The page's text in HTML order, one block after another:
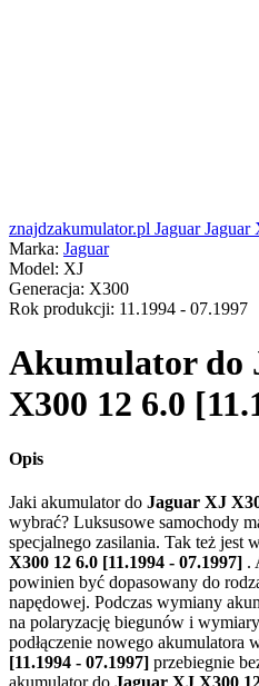
znajdzakumulator.pl Jaguar Jaguar
Marka: Jaguar
Model: XJ
Generacja: X300
Rok produkcji: 11.1994 - 07.1997
Akumulator do
X300 12 6.0
Opis
Jaki akumulator do Jaguar XJ
wybrać? Luksusowe samochody
specjalnego zasilania. Tak też jest
X300 12 6.0 [11.1994 - 07.1997] .
powinien być dopasowany do
napędowej. Podczas wymiany
na polaryzację biegunów i
podłączenie nowego akumulatora
[11.1994 - 07.1997] przebiegnie